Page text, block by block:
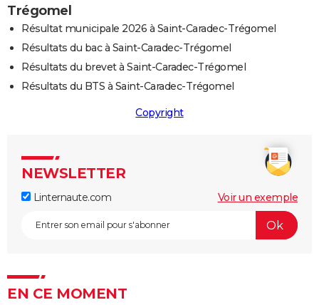
Trégomel
Résultat municipale 2026 à Saint-Caradec-Trégomel
Résultats du bac à Saint-Caradec-Trégomel
Résultats du brevet à Saint-Caradec-Trégomel
Résultats du BTS à Saint-Caradec-Trégomel
Copyright
NEWSLETTER
Linternaute.com Voir un exemple
EN CE MOMENT